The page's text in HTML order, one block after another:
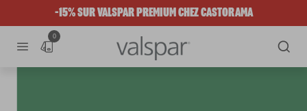
-15% SUR VALSPAR PREMIUM CHEZ CASTORAMA
0